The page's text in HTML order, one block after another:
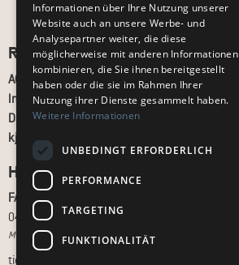
Recht und Ordnung
AGB
Impressum
Datenschutz
kj.de
Hilfe & Support
FAQ
040 - 413 22 60
Montag bis Freitag, 10:00 bis 18:00 Uhr
tickets@kj.de
Informationen über Ihre Nutzung unserer
Website auch an unsere Werbe- und
Analysepartner weiter, die diese
möglicherweise mit anderen Informationen
kombinieren, die Sie ihnen bereitgestellt
haben oder die sie im Rahmen Ihrer
Nutzung ihrer Dienste gesammelt haben.
Weitere Informationen
UNBEDINGT ERFORDERLICH
PERFORMANCE
TARGETING
FUNKTIONALITÄT